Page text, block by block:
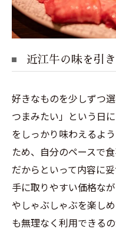
近江牛の味を引
好きなものを少しずつ
つまみたい」という日
をしっかり味わえるよ
ため、自分のペースで
だからといって内容に
手に取りやすい価格な
やしゃぶしゃぶを楽し
も無理なく利用できる